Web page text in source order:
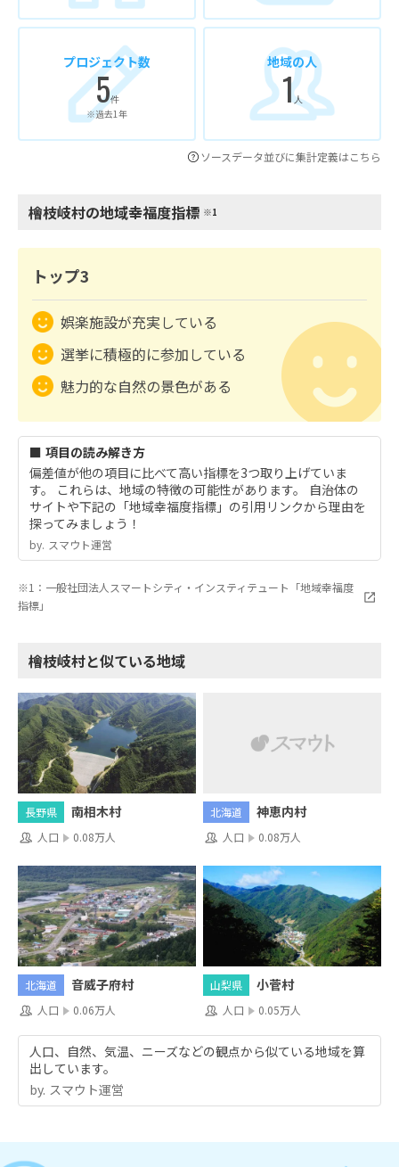
プロジェクト数
5件
※過去1年
地域の人
1人
ソースデータ並びに集計定義はこちら
檜枝岐村の地域幸福度指標 ※1
トップ3
娯楽施設が充実している
選挙に積極的に参加している
魅力的な自然の景色がある
■ 項目の読み解き方
偏差値が他の項目に比べて高い指標を3つ取り上げていま
す。 これらは、地域の特徴の可能性があります。 自治体の
サイトや下記の「地域幸福度指標」の引用リンクから理由を
探ってみましょう！
by.︎ スマウト運営
※1：一般社団法人スマートシティ・インスティテュート「地域幸福度
指標」
檜枝岐村と似ている地域
長野県 南相木村
人口 0.08万人
北海道 神恵内村
人口 0.08万人
北海道 音威子府村
人口 0.06万人
山梨県 小菅村
人口 0.05万人
人口、自然、気温、ニーズなどの観点から似ている地域を算
出しています。
by.︎ スマウト運営